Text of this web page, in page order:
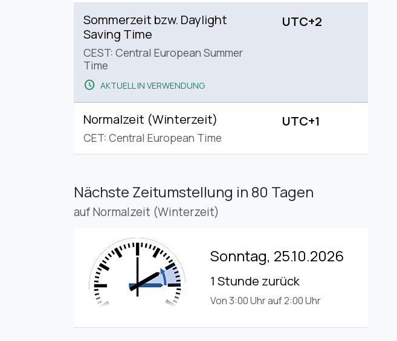
Sommerzeit bzw. Daylight
Saving Time
CEST: Central European Summer
Time
schedule AKTUELL IN VERWENDUNG
UTC+2
Normalzeit (Winterzeit)
CET: Central European Time
UTC+1
Nächste Zeitumstellung in 80 Tagen
auf Normalzeit (Winterzeit)
Sonntag, 25.10.2026
1 Stunde zurück
Von 3:00 Uhr auf 2:00 Uhr